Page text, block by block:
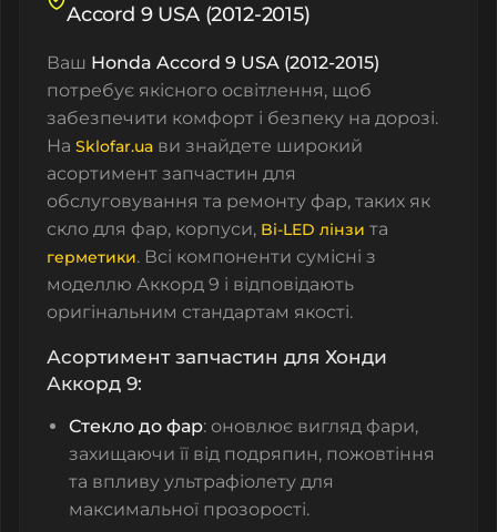
Accord 9 USA (2012-2015)
Ваш Honda Accord 9 USA (2012-2015)
потребує якісного освітлення, щоб
забезпечити комфорт і безпеку на дорозі.
На Sklofar.ua ви знайдете широкий
асортимент запчастин для
обслуговування та ремонту фар, таких як
скло для фар, корпуси, Bi-LED лінзи та
герметики. Всі компоненти сумісні з
моделлю Аккорд 9 і відповідають
оригінальним стандартам якості.
Асортимент запчастин для Хонди
Аккорд 9:
Стекло до фар: оновлює вигляд фари,
захищаючи її від подряпин, пожовтіння
та впливу ультрафіолету для
максимальної прозорості.